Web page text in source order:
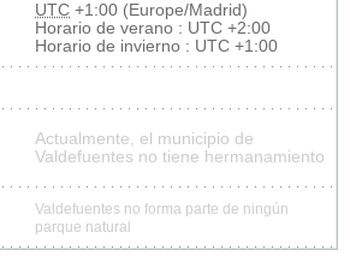
UTC +1:00 (Europe/Madrid)
Horario de verano : UTC +2:00
Horario de invierno : UTC +1:00
Actualmente, el municipio de
Valdefuentes no tiene hermanamiento
Valdefuentes no forma parte de ningún
parque natural